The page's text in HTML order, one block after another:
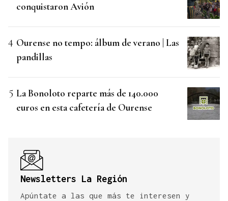
conquistaron Avión
Ourense no tempo: álbum de verano | Las
pandillas
La Bonoloto reparte más de 140.000
euros en esta cafetería de Ourense
Newsletters La Región
Apúntate a las que más te interesen y